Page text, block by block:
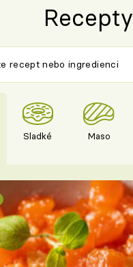
Recepty
Sladké Maso